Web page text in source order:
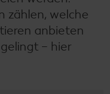
zählen, welche
anbieten
– hier